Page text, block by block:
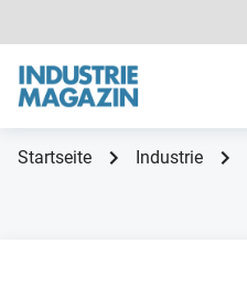
Startseite Industrie